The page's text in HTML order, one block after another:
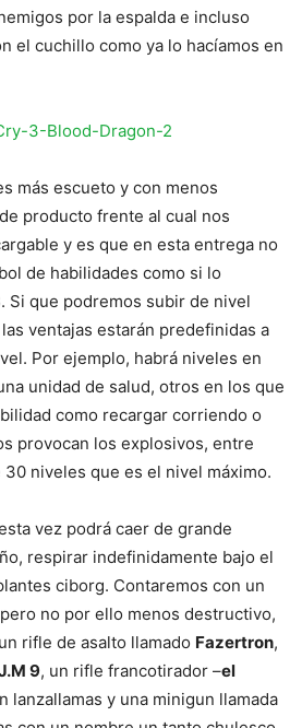
por la espalda e incluso
el cuchillo como ya lo hacíamos en
más escueto y con menos
producto frente al cual nos
y es que en esta entrega no
de habilidades como si lo
. Si que podremos subir de nivel
ventajas estarán predefinidas a
Por ejemplo, habrá niveles en
unidad de salud, otros en los que
como recargar corriendo o
provocan los explosivos, entre
niveles que es el nivel máximo.
vez podrá caer de grande
respirar indefinidamente bajo el
ciborg. Contaremos con un
no por ello menos destructivo,
rifle de asalto llamado Fazertron,
9, un rifle francotirador –el
lanzallamas y una minigun llamada